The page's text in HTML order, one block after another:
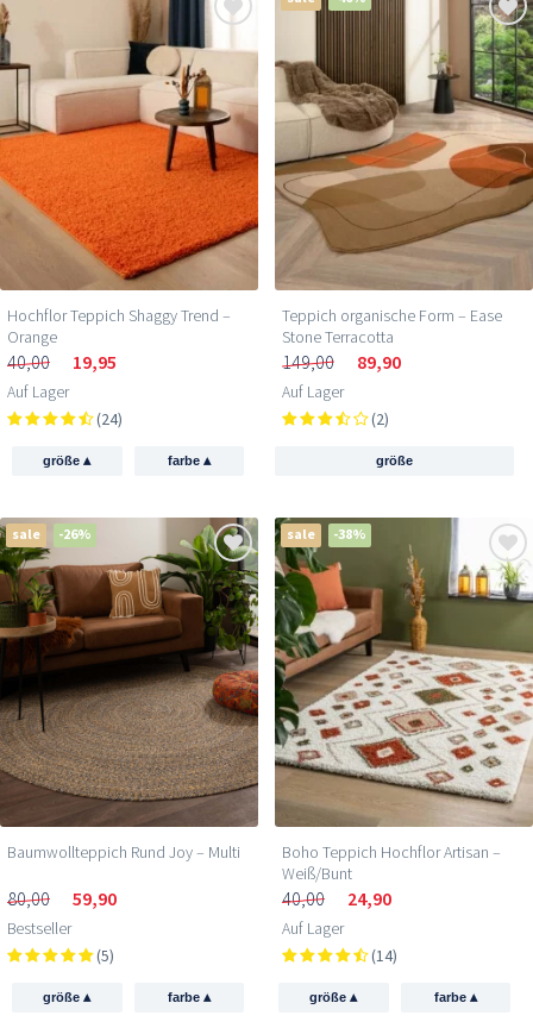
Hochflor Teppich Shaggy Trend –
Orange
40,00 19,95
Auf Lager
(24)
größe▴ farbe ▴
Teppich organische Form – Ease
Stone Terracotta
149,00 89,90
Auf Lager
(2)
größe
sale -26%
Baumwollteppich Rund Joy – Multi
80,00 59,90
Bestseller
(5)
größe▴ farbe ▴
sale -38%
Boho Teppich Hochflor Artisan –
Weiß/Bunt
40,00 24,90
Auf Lager
(14)
größe▴ farbe ▴